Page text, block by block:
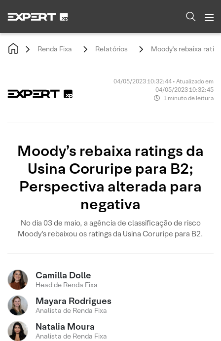
Renda Fixa Relatórios Moody's rebaixa
04/05/2023 10:32:44 • Atualizado em
04/05/2023 10:32:45
1 minuto de leitura
Moody’s rebaixa ratings da
Usina Coruripe para B2;
Perspectiva alterada para
negativa
No dia 03 de maio, a agência de classificação de risco
Moody's rebaixou os ratings da Usina Coruripe para B2.
Camilla Dolle
Head de Renda Fixa
Mayara Rodrigues
Analista de Renda Fixa
Natalia Moura
Analista de Renda Fixa